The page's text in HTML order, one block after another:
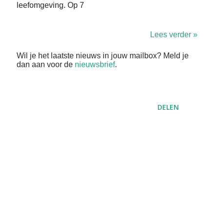
leefomgeving. Op 7
Lees verder »
Wil je het laatste nieuws in jouw mailbox? Meld je
dan aan voor de nieuwsbrief.
DELEN